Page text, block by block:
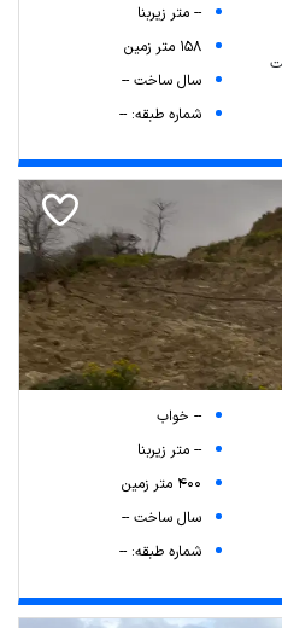
-- متر زیربنا
158 متر زمین
سال ساخت --
شماره طبقه: --
-- خواب
-- متر زیربنا
400 متر زمین
سال ساخت --
شماره طبقه: --